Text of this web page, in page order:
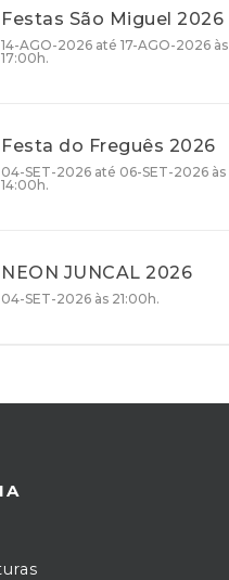
Festas São Miguel 2026
14-AGO-2026 até 17-AGO-2026 às
17:00h.
Festa do Freguês 2026
04-SET-2026 até 06-SET-2026 às
14:00h.
NEON JUNCAL 2026
04-SET-2026 às 21:00h.